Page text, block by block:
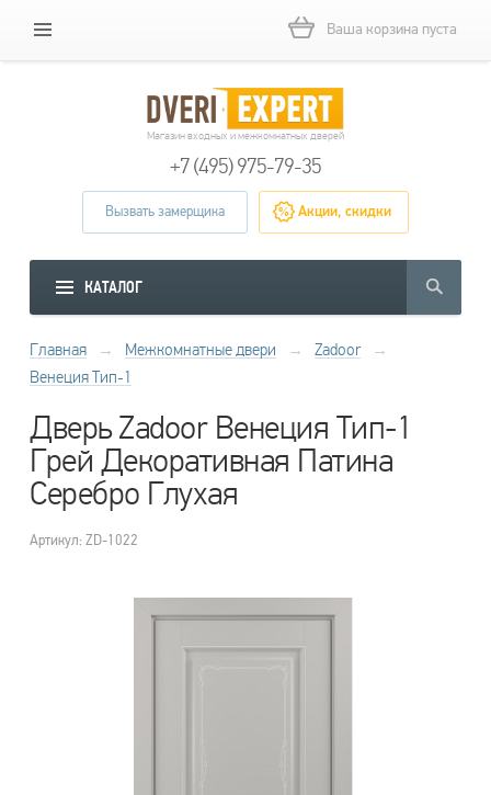
Ваша корзина пуста
Магазин входных и межкомнатных дверей
+7 (495) 975-79-35
Вызвать замерщика Акции, скидки
КАТАЛОГ
Главная → Межкомнатные двери → Zadoor
→
Венеция Тип-1
Дверь Zadoor Венеция Тип-1
Грей Декоративная Патина
Серебро Глухая
Артикул: ZD-1022